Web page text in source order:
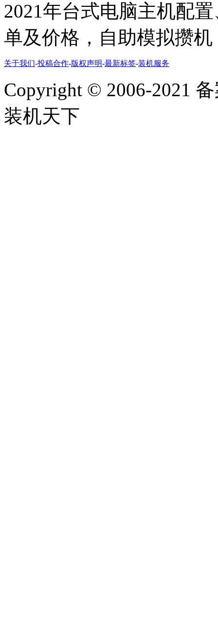
2021年台式电脑主机配
单及价格，自助模拟攒机
关于我们-投稿合作-版权声明-最新标签-装机服务
Copyright © 2006-2021
装机天下